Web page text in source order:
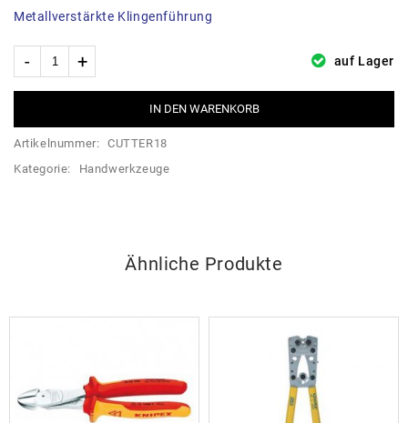
Metallverstärkte Klingenführung
auf Lager
IN DEN WARENKORB
Artikelnummer: CUTTER18
Kategorie:
Handwerkzeuge
Ähnliche Produkte